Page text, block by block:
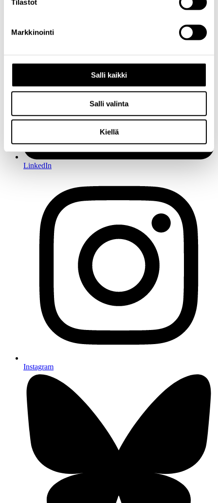
Tilastot
Markkinointi
Salli kaikki
Salli valinta
Kiellä
LinkedIn
Instagram